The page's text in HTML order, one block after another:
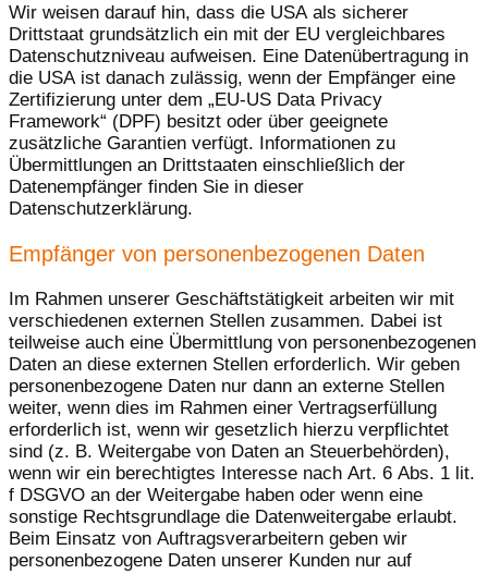
Wir weisen darauf hin, dass die USA als sicherer
Drittstaat grundsätzlich ein mit der EU vergleichbares
Datenschutzniveau aufweisen. Eine Datenübertragung in
die USA ist danach zulässig, wenn der Empfänger eine
Zertifizierung unter dem „EU-US Data Privacy
Framework“ (DPF) besitzt oder über geeignete
zusätzliche Garantien verfügt. Informationen zu
Übermittlungen an Drittstaaten einschließlich der
Datenempfänger finden Sie in dieser
Datenschutzerklärung.
Empfänger von personenbezogenen Daten
Im Rahmen unserer Geschäftstätigkeit arbeiten wir mit
verschiedenen externen Stellen zusammen. Dabei ist
teilweise auch eine Übermittlung von personenbezogenen
Daten an diese externen Stellen erforderlich. Wir geben
personenbezogene Daten nur dann an externe Stellen
weiter, wenn dies im Rahmen einer Vertragserfüllung
erforderlich ist, wenn wir gesetzlich hierzu verpflichtet
sind (z. B. Weitergabe von Daten an Steuerbehörden),
wenn wir ein berechtigtes Interesse nach Art. 6 Abs. 1 lit.
f DSGVO an der Weitergabe haben oder wenn eine
sonstige Rechtsgrundlage die Datenweitergabe erlaubt.
Beim Einsatz von Auftragsverarbeitern geben wir
personenbezogene Daten unserer Kunden nur auf